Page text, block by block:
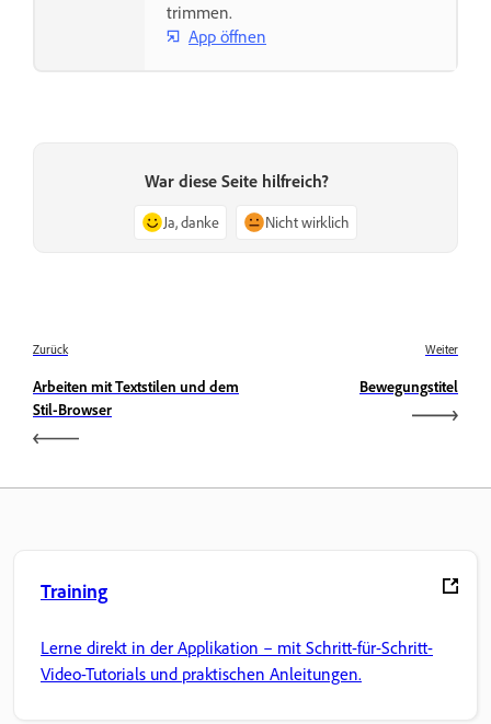
trimmen.
App öffnen
War diese Seite hilfreich?
Ja, danke Nicht wirklich
Zurück
Arbeiten mit Textstilen und dem
Stil-Browser
Weiter
Bewegungstitel
Training
Lerne direkt in der Applikation – mit Schritt-für-Schritt-
Video-Tutorials und praktischen Anleitungen.